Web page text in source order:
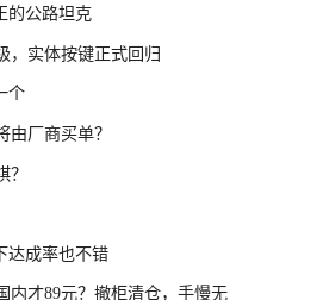
的公路坦克
，实体按键正式回归
个
由厂商买单？
达成率也不错
内才89元？撤柜清仓，手慢无